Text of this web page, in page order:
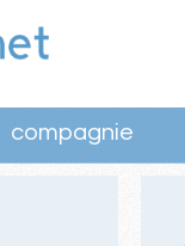
compagnie